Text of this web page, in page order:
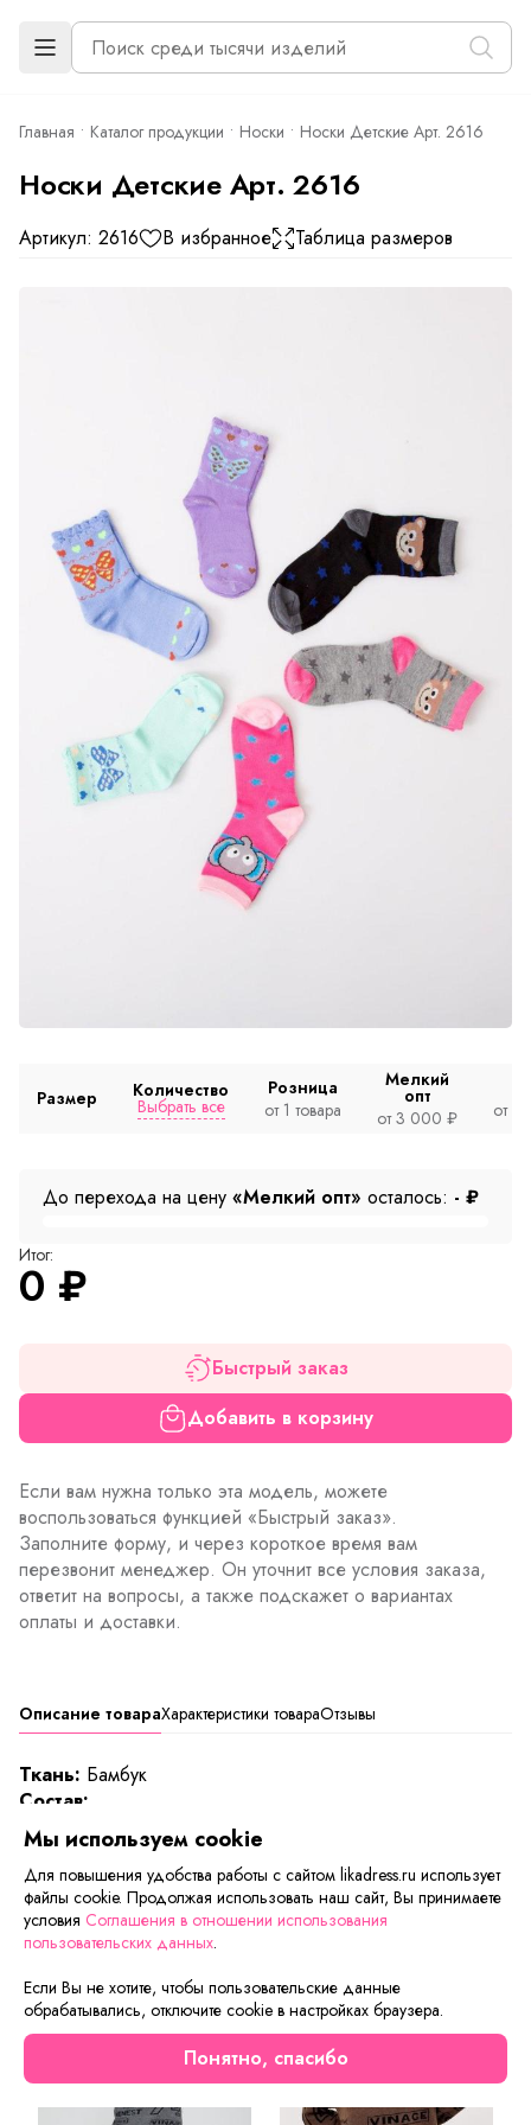
Главная Каталог продукции Носки Носки Детские Арт. 2616
Носки Детские Арт. 2616
Артикул: 2616 В избранное Таблица размеров
Размер Количество
Выбрать все
Розница
от 1 товара
Мелкий
опт
от 3 000 ₽
от
До перехода на цену «Мелкий опт» осталось: - ₽
Итог:
0 ₽
Быстрый заказ
Добавить в корзину
Если вам нужна только эта модель, можете
воспользоваться функцией «Быстрый заказ».
Заполните форму, и через короткое время вам
перезвонит менеджер. Он уточнит все условия заказа,
ответит на вопросы, а также подскажет о вариантах
оплаты и доставки.
Описание товараХарактеристики товараОтзывы
Ткань: Бамбук
Cостав:
ЦВЕТ В АССОРТИМЕНТЕ
Сейчас на сайте смотрят
Мы используем cookie
Для повышения удобства работы с сайтом likadress.ru использует
файлы cookie. Продолжая использовать наш сайт, Вы принимаете
условия Соглашения в отношении использования
пользовательских данных.
Если Вы не хотите, чтобы пользовательские данные
обрабатывались, отключите cookie в настройках браузера.
Понятно, спасибо